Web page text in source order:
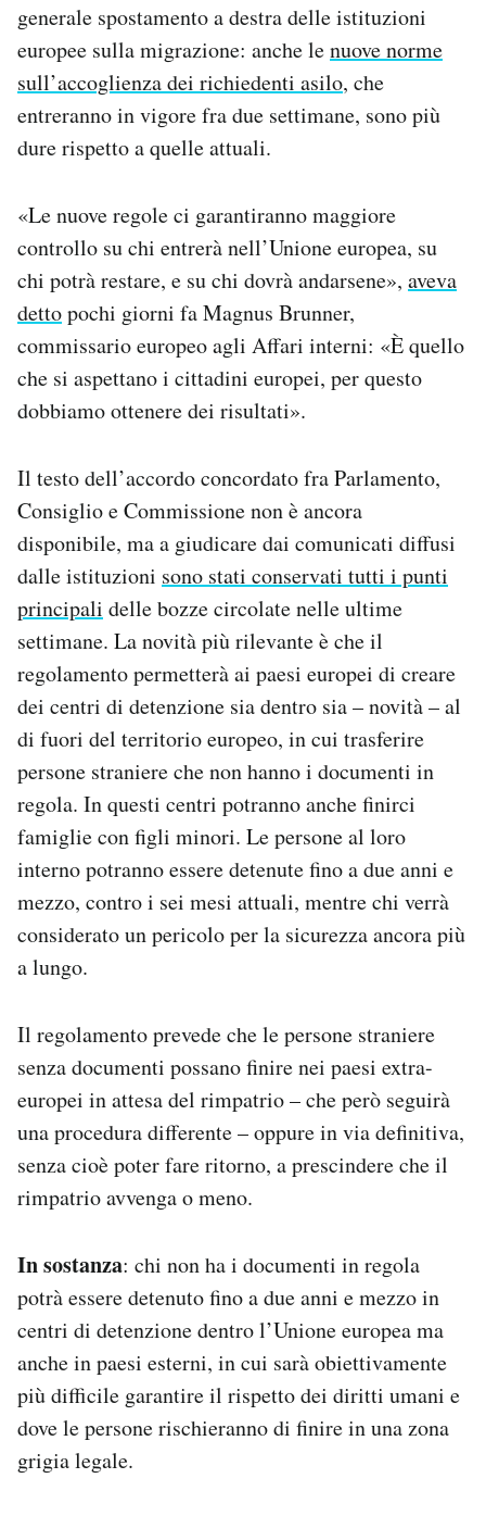
generale spostamento a destra delle istituzioni
europee sulla migrazione: anche lenuove norme
sull’accoglienza dei richiedenti asilo, che
entreranno in vigore fra due settimane, sono più
dure rispetto a quelle attuali.
«Le nuove regole ci garantiranno maggiore
controllo su chi entrerà nell’Unione europea, su
chi potrà restare, e su chi dovrà andarsene», aveva
dettopochi giorni fa Magnus Brunner,
commissario europeo agli Affari interni: «È quello
che si aspettano i cittadini europei, per questo
dobbiamo ottenere dei risultati».
Il testo dell’accordo concordato fra Parlamento,
Consiglio e Commissione non è ancora
disponibile, ma a giudicare dai comunicati diffusi
dalle istituzioni sono stati conservati tutti i punti
principali delle bozze circolate nelle ultime
settimane. La novità più rilevante è che il
regolamento permetterà ai paesi europei di creare
dei centri di detenzione sia dentro sia – novità – al
di fuori del territorio europeo, in cui trasferire
persone straniere che non hanno i documenti in
regola. In questi centri potranno anche finirci
famiglie con figli minori. Le persone al loro
interno potranno essere detenute fino a due anni e
mezzo, contro i sei mesi attuali, mentre chi verrà
considerato un pericolo per la sicurezza ancora più
a lungo.
Il regolamento prevede che le persone straniere
senza documenti possano finire nei paesi extra-
europei in attesa del rimpatrio – che però seguirà
una procedura differente – oppure in via definitiva,
senza cioè poter fare ritorno, a prescindere che il
rimpatrio avvenga o meno.
In sostanza: chi non ha i documenti in regola
potrà essere detenuto fino a due anni e mezzo in
centri di detenzione dentro l’Unione europea ma
anche in paesi esterni, in cui sarà obiettivamente
più difficile garantire il rispetto dei diritti umani e
dove le persone rischieranno di finire in una zona
grigia legale.